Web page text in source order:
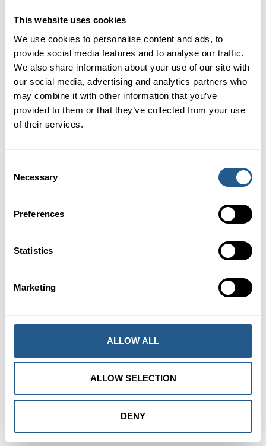
This website uses cookies
We use cookies to personalise content and ads, to
provide social media features and to analyse our traffic.
We also share information about your use of our site with
our social media, advertising and analytics partners who
may combine it with other information that you’ve
provided to them or that they’ve collected from your use
of their services.
Selection
Necessary
Preferences
Statistics
Marketing
ALLOW ALL
ALLOW SELECTION
DENY
Pris
Nedre salong
655 kr
Övre salong
Barn 7-12 år325 kr